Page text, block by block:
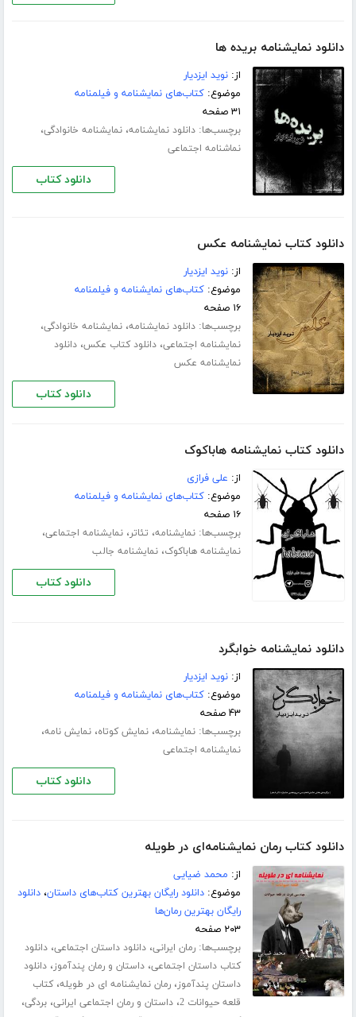
دانلود نمایشنامه بریده ها
از:نوید ایزدیار
موضوع:کتاب‌های نمایشنامه و فیلمنامه
۳۱ صفحه
برچسب‌ها:دانلود نمایشنامه،نمایشنامه خانوادگی،
نماشنامه اجتماعی
دانلود کتاب
دانلود کتاب نمایشنامه عکس
از:نوید ایزدیار
موضوع:کتاب‌های نمایشنامه و فیلمنامه
۱۶ صفحه
برچسب‌ها:دانلود نمایشنامه،نمایشنامه خانوادگی،
نمایشنامه اجتماعی،دانلود کتاب عکس،دانلود
نمایشنامه عکس
دانلود کتاب
دانلود کتاب نمایشنامه هاباکوک
از: علی فرازی
موضوع:کتاب‌های نمایشنامه و فیلمنامه
۱۶ صفحه
برچسب‌ها:نمایشنامه، تئاتر،نمایشنامه اجتماعی،
نمایشنامه هاباکوک،نمایشنامه جالب
دانلود کتاب
دانلود نمایشنامه خوابگرد
از:نوید ایزدیار
موضوع:کتاب‌های نمایشنامه و فیلمنامه
۴۳ صفحه
برچسب‌ها:نمایشنامه،نمایش کوتاه،نمایش نامه،
نمایشنامه اجتماعی
دانلود کتاب
دانلود کتاب رمان نمایشنامه‌ای در طویله
از: محمد ضیایی
موضوع:دانلود رایگان بهترین کتاب‌های داستان،دانلود
رایگان بهترین رمان‌ها
۲۰۳ صفحه
برچسب‌ها:رمان ایرانی،دانلود داستان اجتماعی،دانلود
کتاب داستان اجتماعی،داستان و رمان پندآموز،دانلود
داستان پندآموز،رمان نمایشنامه ای در طویله،کتاب
قلعه حیوانات 2 ،داستان و رمان اجتماعی ایرانی،بردگی،